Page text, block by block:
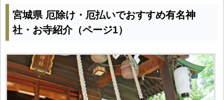
宮城県 厄除け・厄払いでおすすめ有名神
社・お寺紹介（ページ1）